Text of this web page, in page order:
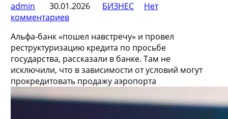
admin
30.01.2026 БИЗНЕС
Нет
комментариев
Альфа-банк «пошел навстречу» и провел
реструктуризацию кредита по просьбе
государства, рассказали в банке. Там не
исключили, что в зависимости от условий могут
прокредитовать продажу аэропорта